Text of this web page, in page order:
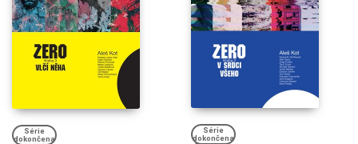
Série
dokončena
Série
dokončena